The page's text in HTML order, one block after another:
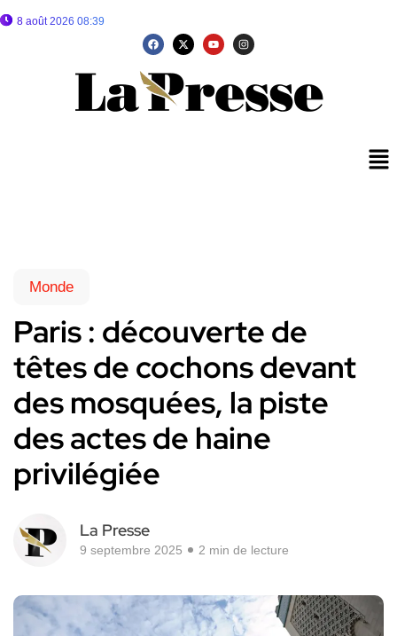
8 août 2026 08:39
Monde
Paris : découverte de
têtes de cochons devant
des mosquées, la piste
des actes de haine
privilégiée
La Presse
9 septembre 2025 2 min de lecture